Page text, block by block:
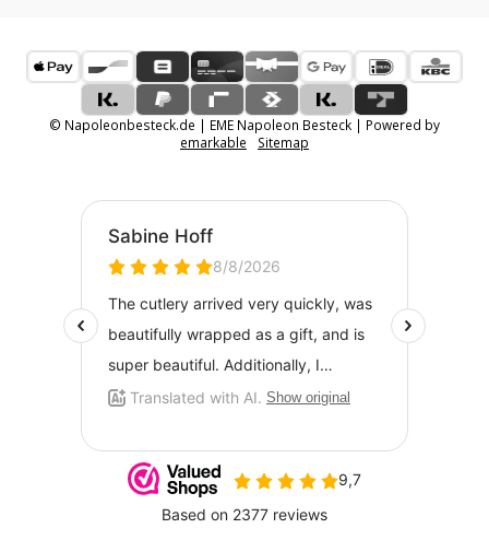
© Napoleonbesteck.de | EME Napoleon Besteck | Powered by
emarkable
Sitemap